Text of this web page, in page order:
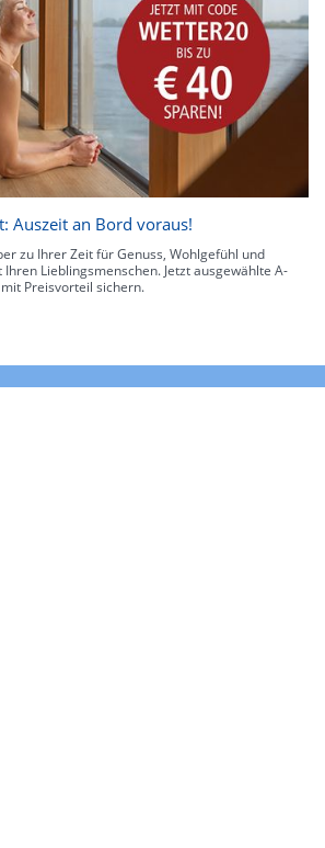
Auszeit an Bord voraus!
zu Ihrer Zeit für Genuss, Wohlgefühl und
Lieblingsmenschen. Jetzt ausgewählte A-
Preisvorteil sichern.